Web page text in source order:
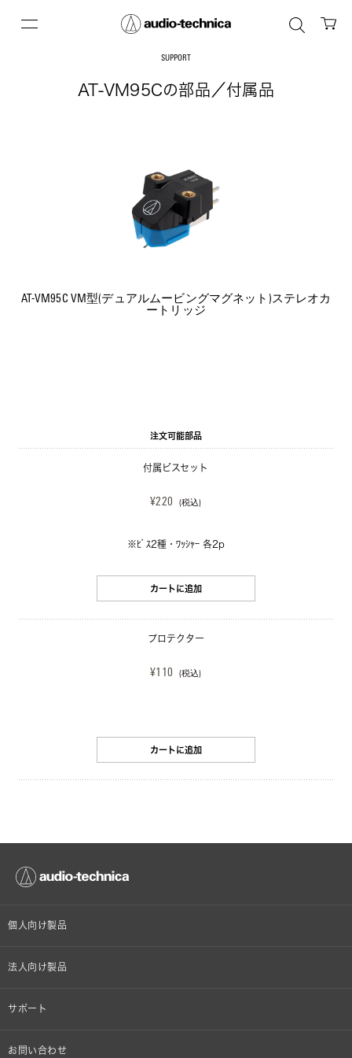
SUPPORT
AT-VM95Cの部品／付属品
AT-VM95C VM型(デュアルムービングマグネット)ステレオカ
ートリッジ
注文可能部品
付属ビスセット
¥220 (税込)
※ﾋﾞｽ2種・ﾜｯｼｬｰ 各2p
カートに追加
プロテクター
¥110 (税込)
カートに追加
個人向け製品
オンラインストア限定
法人向け製品
設備音響機器
サポート
個人向け製品サポート
お問い合わせ